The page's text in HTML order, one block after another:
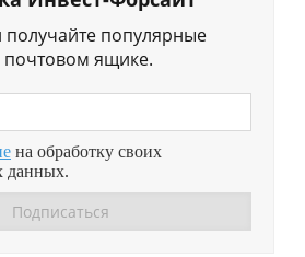
популярные
почтовом ящике.
на обработку своих
данных.